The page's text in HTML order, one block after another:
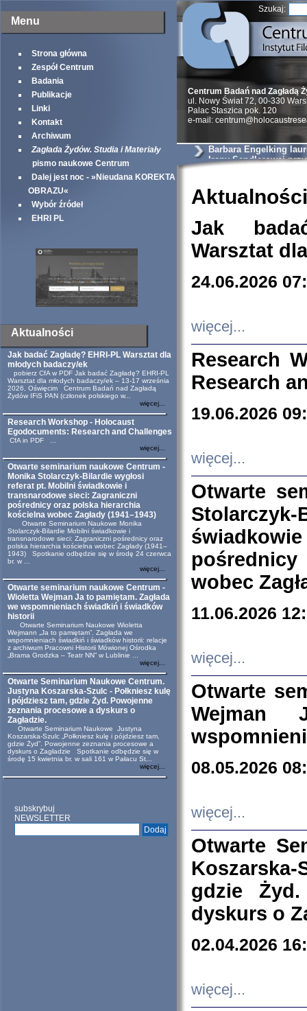
Menu
Strona główna
Zespół Centrum
Badania
Publikacje
Linki
Kontakt
Archiwum
Zagłada Żydów. Studia i Materiały
pismo naukowe Centrum
Dalej jest noc - »Nieudana KOREKTA
OBRAZU«
Wybór źródeł
EHRI PL
Aktualności
Jak badać Zagładę? EHRI-PL Warsztat dla
młodych badaczy/ek
pobierz CfA w PDF Jak badać Zagładę? EHRI-PL
Warsztat dla młodych badaczy/ek – 13-17 września
2026, Oświęcim Centrum Badań nad Zagładą
Żydów IFiS PAN (członek polskiego w...
więcej...
Research Workshop - Holocaust
Egodocuments: Research and Challenges
CfA in PDF ...
więcej...
Otwarte seminarium naukowe Centrum -
Monika Stolarczyk-Bilardie wygłosi
referat pt. Mobilni świadkowie i
transnarodowe sieci: Zagraniczni
pośrednicy oraz polska hierarchia
kościelna wobec Zagłady (1941–1943)
Otwarte Seminarium Naukowe Monika
Stolarczyk-Bilardie Mobilni świadkowie i
transnarodowe sieci: Zagraniczni pośrednicy oraz
polska hierarchia kościelna wobec Zagłady (1941–
1943) Spotkanie odbędzie się w środę 24 czerwca
br. w ...
więcej...
Otwarte seminarium naukowe Centrum -
Wioletta Wejman Ja to pamiętam. Zagłada
we wspomnieniach świadkiń i świadków
historii
Otwarte Seminarium Naukowe Wioletta
Wejmann „Ja to pamiętam”. Zagłada we
wspomnieniach świadkiń i świadków historii: relacje
z archiwum Pracowni Historii Mówionej Ośrodka
„Brama Grodzka – Teatr NN” w Lublinie ...
więcej...
Otwarte Seminarium Naukowe Centrum.
Justyna Koszarska-Szulc - Połkniesz kulę
i pójdziesz tam, gdzie Żyd. Powojenne
zeznania procesowe a dyskurs o
Zagładzie.
Otwarte Seminarium Naukowe Justyna
Koszarska-Szulc „Połkniesz kulę i pójdziesz tam,
gdzie Żyd”. Powojenne zeznania procesowe a
dyskurs o Zagładzie Spotkanie odbędzie się w
środę 15 kwietnia br. w sali 161 w Pałacu St...
więcej...
subskrybuj
NEWSLETTER
Szukaj:
Centrum Badań nad Zagładą
ul. Nowy Świat 72, 00-330
Palac Staszica pok. 120
e-mail:
Barbara Engelking
Ireny Sendlerowej
Aktualności
Jak
Warsztat
24.06.2026
więcej...
Research
Research
19.06.2026
więcej...
Otwarte
wobec
11.06.2026
więcej...
Otwarte
Wejman
08.05.2026
więcej...
Otwarte
Koszarska-
gdzie
dyskurs o
02.04.2026
więcej...